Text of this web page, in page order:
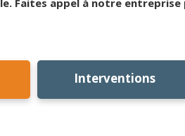
Faites appel à notre
Interventions